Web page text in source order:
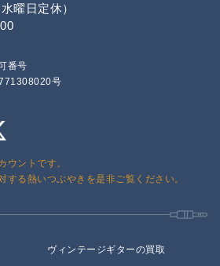
曜日定休）
番号
号
ウントです。
する熱いつぶやきを是非ご覧ください。
ヴィンテージギターの買取